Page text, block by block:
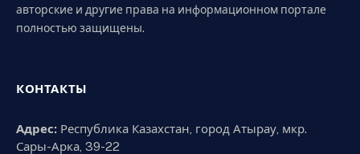
авторские и другие права на информационном портале
полностью защищены.
КОНТАКТЫ
Адрес: Республика Казахстан, город Атырау, мкр.
Сары-Арка, 39-22